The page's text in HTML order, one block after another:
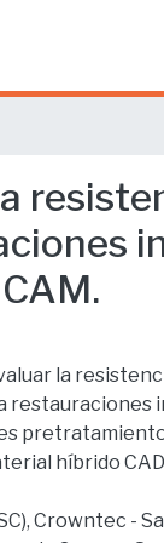
la
restauraciones
híbrido
Crowntec -